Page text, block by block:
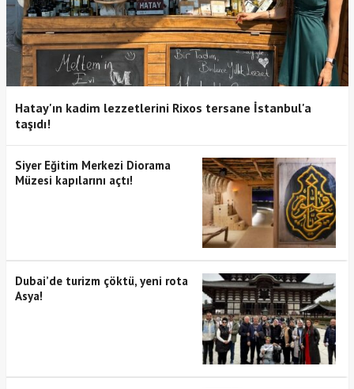
Hatay'ın kadim lezzetlerini Rixos tersane İstanbul'a
taşıdı!
Siyer Eğitim Merkezi Diorama
Müzesi kapılarını açtı!
Dubai’de turizm çöktü, yeni rota
Asya!